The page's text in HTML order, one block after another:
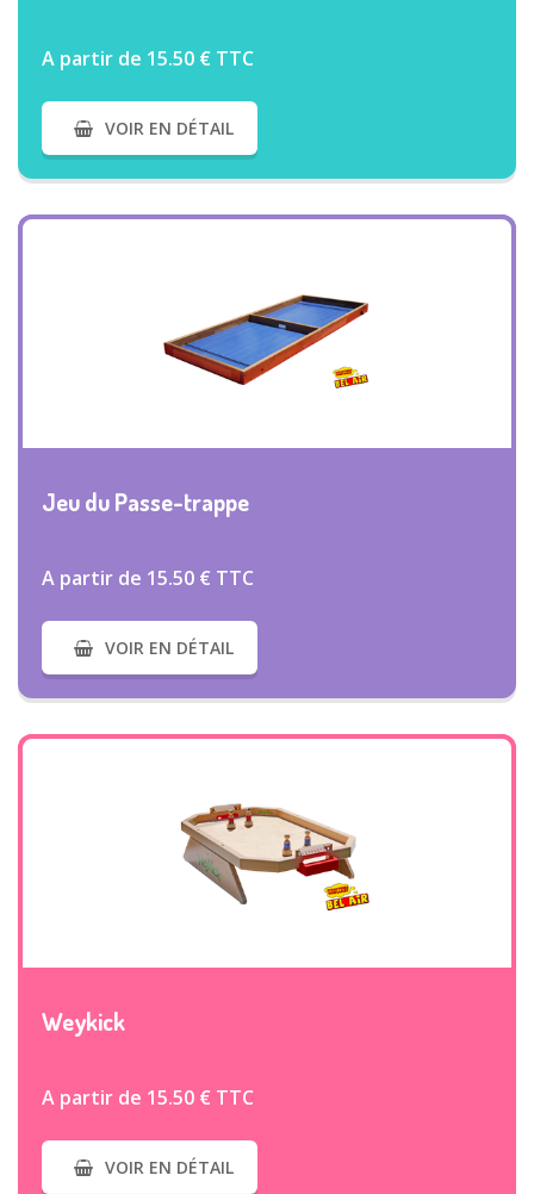
A partir de 15.50 € TTC
VOIR EN DÉTAIL
VOIR PLUS
Jeu du Passe-trappe
A partir de 15.50 € TTC
VOIR EN DÉTAIL
VOIR PLUS
Weykick
A partir de 15.50 € TTC
VOIR EN DÉTAIL